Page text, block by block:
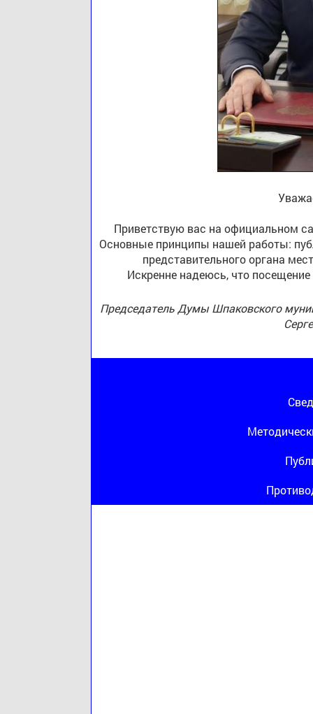
Приветствую вас на официальном
Основные принципы нашей работы:
представительного органа
Искренне надеюсь, что
Председатель Думы Шпаковского